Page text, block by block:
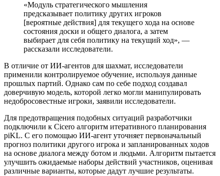
«Модуль стратегического мышления
предсказывает политику других игроков
[вероятные действия] для текущего хода на основе
состояния доски и общего диалога, а затем
выбирает для себя политику на текущий ход», —
рассказали исследователи.
В отличие от ИИ-агентов для шахмат, исследователи
применили контролируемое обучение, используя данные
прошлых партий. Однако сам по себе подход создавал
доверчивую модель, которой легко могли манипулировать
недобросовестные игроки, заявили исследователи.
Для предотвращения подобных ситуаций разработчики
подключили к Cicero алгоритм итеративного планирования
piKL. С его помощью ИИ-агент уточняет первоначальный
прогноз политики другого игрока и запланированных ходов
на основе диалога между ботом и людьми. Алгоритм пытается
улучшить ожидаемые наборы действий участников, оценивая
различные варианты, которые дадут лучшие результаты.